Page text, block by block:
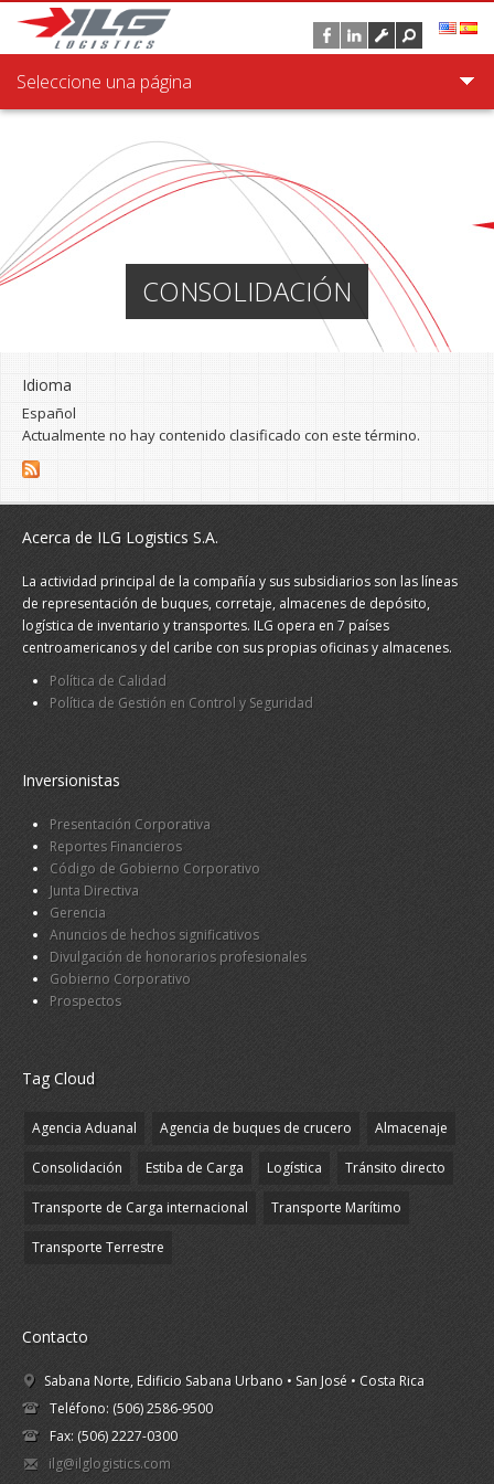
Pasar al contenido principal
Seleccione una página
CONSOLIDACIÓN
Idioma
Español
Actualmente no hay contenido clasificado con este término.
Acerca de ILG Logistics S.A.
La actividad principal de la compañía y sus subsidiarios son las líneas
de representación de buques, corretaje, almacenes de depósito,
logística de inventario y transportes. ILG opera en 7 países
centroamericanos y del caribe con sus propias oficinas y almacenes.
Política de Calidad
Política de Gestión en Control y Seguridad
Inversionistas
Presentación Corporativa
Reportes Financieros
Código de Gobierno Corporativo
Junta Directiva
Gerencia
Anuncios de hechos significativos
Divulgación de honorarios profesionales
Gobierno Corporativo
Prospectos
Tag Cloud
Agencia Aduanal Agencia de buques de crucero Almacenaje
Consolidación Estiba de Carga Logística Tránsito directo
Transporte de Carga internacional Transporte Marítimo
Transporte Terrestre
Contacto
Sabana Norte, Edificio Sabana Urbano • San José • Costa Rica
Teléfono: (506) 2586-9500
Fax: (506) 2227-0300
ilg@ilglogistics.com